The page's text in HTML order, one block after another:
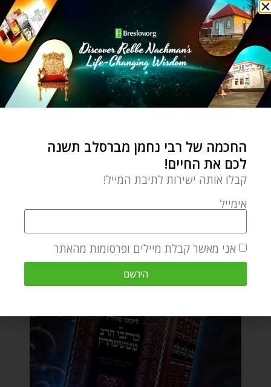
החכמה של רבי נחמן מברסלב תשנה
לכם את החיים!
קבלו אותה ישירות לתיבת המייל!
אימייל
אני מאשר קבלת מיילים ופרסומות מהאתר
הירשם